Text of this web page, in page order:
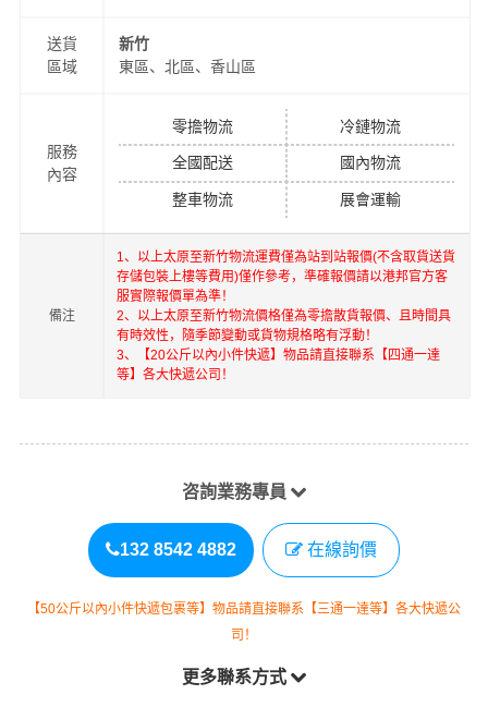
送貨
區域
新竹
東區、北區、香山區
服務
內容
零擔物流 冷鏈物流
全國配送 國內物流
整車物流 展會運輸
備注
1、以上太原至新竹物流運費僅為站到站報價(不含取貨送貨
存儲包裝上樓等費用)僅作參考，準確報價請以港邦官方客
服實際報價單為準！
2、以上太原至新竹物流價格僅為零擔散貨報價、且時間具
有時效性，隨季節變動或貨物規格略有浮動！
3、【20公斤以內小件快遞】物品請直接聯系【四通一達
等】各大快遞公司！
咨詢業務專員
132 8542 4882 在線詢價
【50公斤以內小件快遞包裹等】物品請直接聯系【三通一達等】各大快遞公
司！
更多聯系方式